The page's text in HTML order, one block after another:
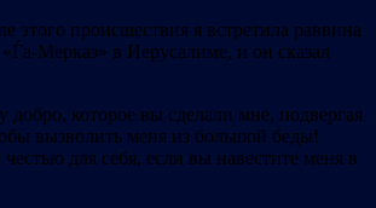
этого происшествия я встретила раввина
в Иерусалиме, и он сказал
добро, которое вы сделали мне, подвергая
вызволить меня из большой беды!
для себя, если вы навестите меня в